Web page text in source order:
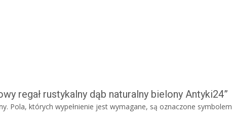
regał rustykalny dąb naturalny bielony Antyki24”
Pola, których wypełnienie jest wymagane, są oznaczone symbolem